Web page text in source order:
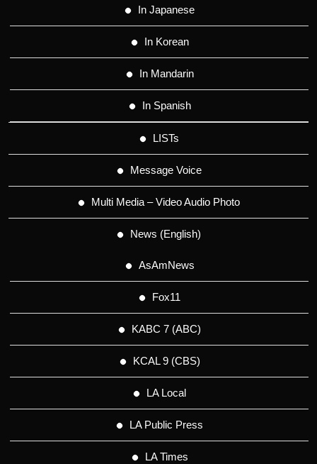
In Japanese
In Korean
In Mandarin
In Spanish
LISTs
Message Voice
Multi Media – Video Audio Photo
News (English)
AsAmNews
Fox11
KABC 7 (ABC)
KCAL 9 (CBS)
LA Local
LA Public Press
LA Times